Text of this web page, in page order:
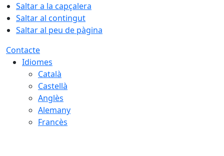
Saltar a la capçalera
Saltar al contingut
Saltar al peu de pàgina
Contacte
Idiomes
Català
Castellà
Anglès
Alemany
Francès